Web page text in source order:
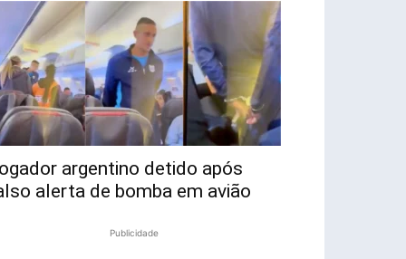
argentino detido após
alerta de bomba em avião
Publicidade